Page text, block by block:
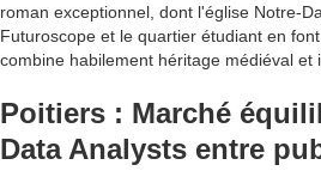
roman exceptionnel, dont l'église Notre-
Futuroscope et le quartier étudiant en
combine habilement héritage médiéval et
Poitiers : Marché
Data Analysts entre